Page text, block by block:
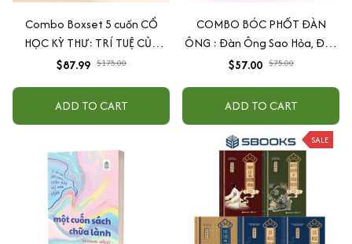
Combo Boxset 5 cuốn CỔ
HỌC KỲ THƯ: TRÍ TUỆ CỦA
NGƯỜI XƯA - ĐẠO LÝ NGƯỜI
NGƯỜI - CỔ HỌC TINH HOA
$87.99 $175.00
ADD TO CART
COMBO BÓC PHỐT ĐÀN
ÔNG : Đàn Ông Sao Hỏa, Đàn
Bà Sao Kim + Đừng Bao Giờ
Ông Bóc Phốt Đàn Ông
$57.00 $75.00
ADD TO CART
SALE